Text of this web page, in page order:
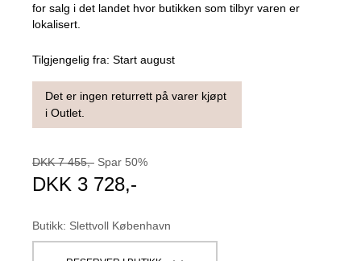
for salg i det landet hvor butikken som tilbyr varen er
lokalisert.
Tilgjengelig fra: Start august
Det er ingen returrett på varer kjøpt
i Outlet.
DKK 7 455,- Spar 50%
DKK 3 728,-
Butikk: Slettvoll København